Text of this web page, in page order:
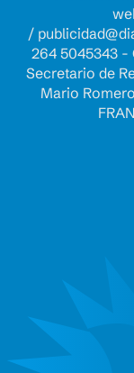
/
264 5045343 -
Secretario de
Mario